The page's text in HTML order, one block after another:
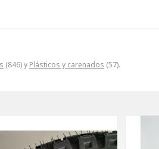
(846) y Plásticos y carenados (57).